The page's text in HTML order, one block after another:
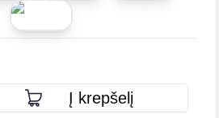
Į krepšelį